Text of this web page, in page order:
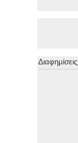
Διαφημίσεις